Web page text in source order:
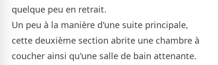
quelque peu en retrait.
Un peu à la manière d'une suite principale,
cette deuxième section abrite une chambre à
coucher ainsi qu'une salle de bain attenante.